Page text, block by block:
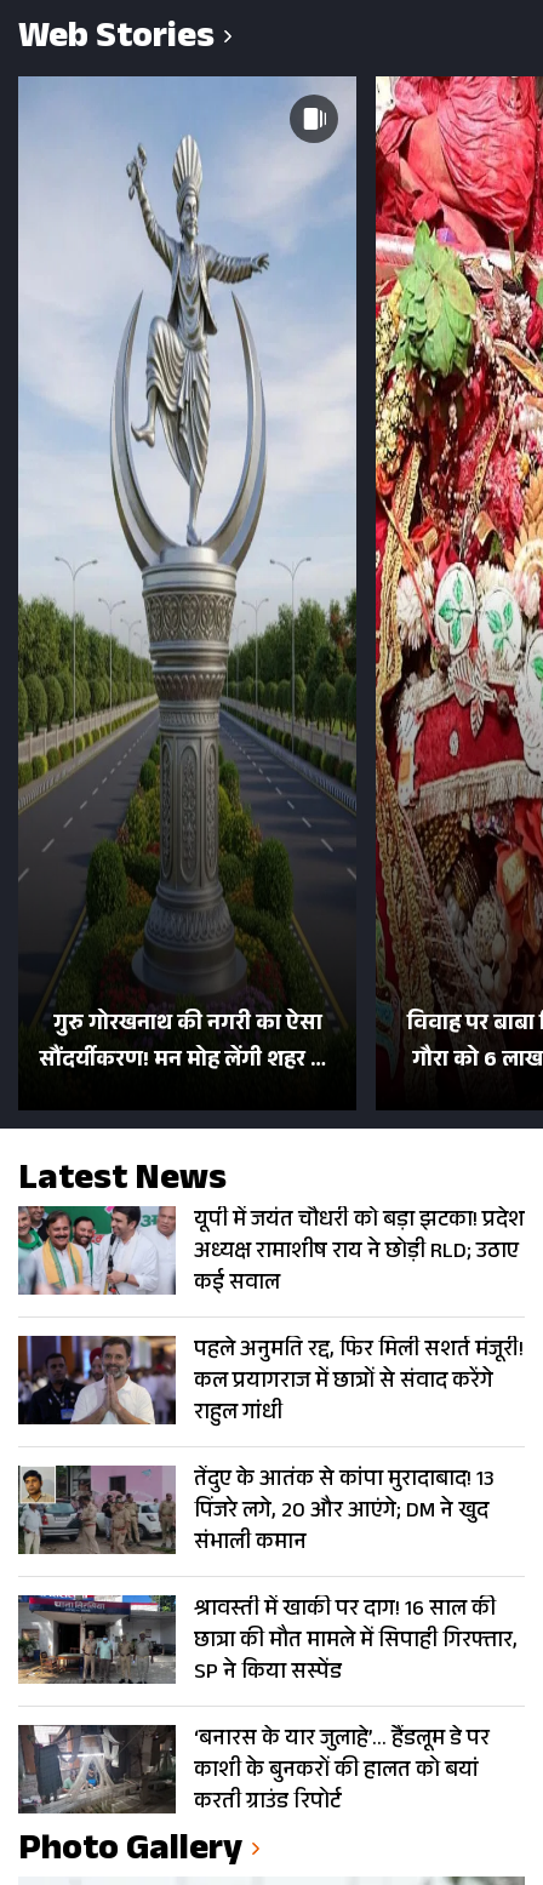
Web Stories
गुरु गोरखनाथ की नगरी का ऐसा
सौंदर्यीकरण! मन मोह लेंगी शहर की
विवाह पर
गौरा को 6
Latest News
यूपी में जयंत चौधरी को बड़ा झटका! प्रदेश
अध्यक्ष रामाशीष राय ने छोड़ी RLD; उठाए
कई सवाल
पहले अनुमति रद्द, फिर मिली सशर्त मंजूरी!
कल प्रयागराज में छात्रों से संवाद करेंगे
राहुल गांधी
तेंदुए के आतंक से कांपा मुरादाबाद! 13
पिंजरे लगे, 20 और आएंगे; DM ने खुद
संभाली कमान
श्रावस्ती में खाकी पर दाग! 16 साल की
छात्रा की मौत मामले में सिपाही गिरफ्तार,
SP ने किया सस्पेंड
‘बनारस के यार जुलाहे’… हैंडलूम डे पर
काशी के बुनकरों की हालत को बयां
करती ग्राउंड रिपोर्ट
Photo Gallery